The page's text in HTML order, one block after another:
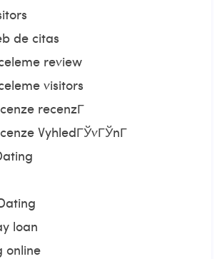
de citas
review
visitors
recenzГ­
VyhledГЎvГЎnГ­
loan
online